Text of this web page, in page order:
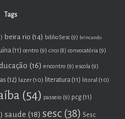
Tags
beira rio (14) biblioSesc (9) brincando
(11) centro (9) circo (8) convocatória (9)
(16) encontro (9) escola (9)
(12) lazer (10) literatura (11) litoral (10)
(54) passeio (9) pcg (11)
saude (18) sesc (38) Sesc